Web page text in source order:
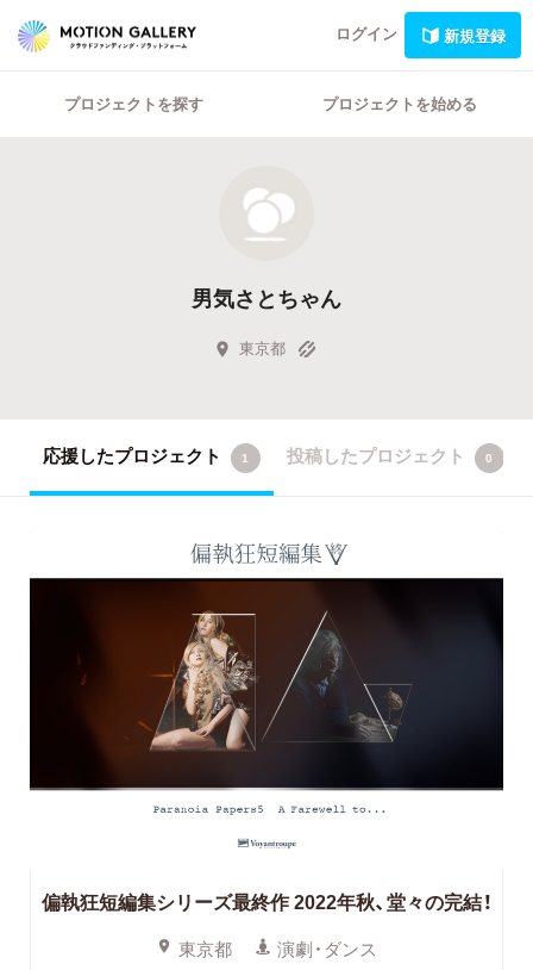
ログイン 新規登録
プロジェクトを探す プロジェクトを始める
男気さとちゃん
東京都
応援したプロジェクト 1 投稿したプロジェクト 0
偏執狂短編集シリーズ最終作 2022年秋、堂々の完結！
東京都 演劇・ダンス